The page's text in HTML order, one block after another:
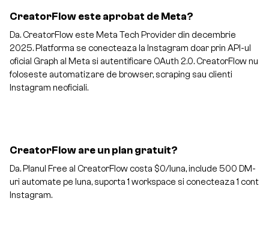
CreatorFlow este aprobat de Meta?
Da. CreatorFlow este Meta Tech Provider din decembrie
2025. Platforma se conecteaza la Instagram doar prin API-ul
oficial Graph al Meta si autentificare OAuth 2.0. CreatorFlow nu
foloseste automatizare de browser, scraping sau clienti
Instagram neoficiali.
CreatorFlow are un plan gratuit?
Da. Planul Free al CreatorFlow costa $0/luna, include 500 DM-
uri automate pe luna, suporta 1 workspace si conecteaza 1 cont
Instagram.